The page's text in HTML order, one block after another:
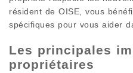
résident de OISE, vous
spécifiques pour vous aider
Les principales
propriétaires